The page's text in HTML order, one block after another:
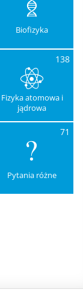
Biofizyka
138
Fizyka atomowa i
jądrowa
71
Pytania różne